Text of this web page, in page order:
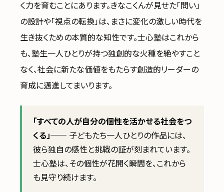
く力を育むことにあります。きなこくんが見せた「問い」
の設計や「視点の転換」は、まさに変化の激しい時代を
生き抜くための本質的な知性です。士心塾はこれから
も、塾生一人ひとりが持つ独創的な火種を絶やすこと
なく、社会に新たな価値をもたらす創造的リーダーの
育成に邁進してまいります。
「すべての人が自分の個性を活かせる社会をつ
くる」── 子どもたち一人ひとりの作品には、
彼ら独自の感性と挑戦の証が刻まれています。
士心塾は、その個性が花開く瞬間を、これから
も見守り続けます。